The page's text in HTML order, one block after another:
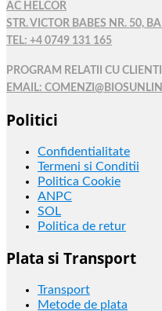
AC HELCOR
STR. VICTOR BABES NR. 50,
TEL: +4 0749 131 165
PROGRAM RELATII CU
EMAIL:
Politici
Confidentialitate
Termeni si Conditii
Politica Cookie
ANPC
SOL
Politica de retur
Plata si Transport
Transport
Metode de plata